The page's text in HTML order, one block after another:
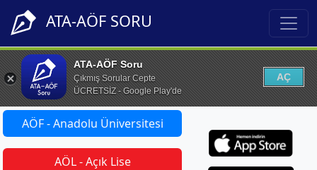
ATA-AÖF SORU
ATA-AÖF Soru
Çıkmış Sorular Cepte
ÜCRETSİZ - Google Play'de
AÇ
AÖF - Anadolu Üniversitesi
AÖL - Açık Lise